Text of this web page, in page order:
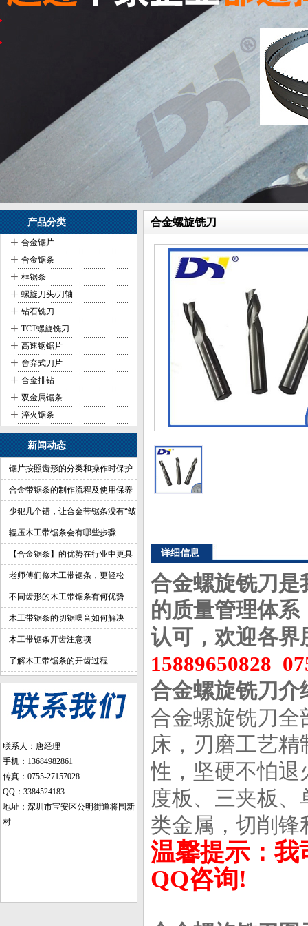
产品分类
+ 合金锯片
+ 合金锯条
+ 框锯条
+ 螺旋刀头/刀轴
+ 钻石铣刀
+ TCT螺旋铣刀
+ 高速钢锯片
+ 舍弃式刀片
+ 合金排钻
+ 双金属锯条
+ 淬火锯条
新闻动态
锯片按照齿形的分类和操作时保护
合金带锯条的制作流程及使用保养
少犯几个错，让合金带锯条没有“皱
纹”辊压木工带锯条会有哪些步骤
【合金锯条】的优势在行业中更具
有杀伤力
老师傅们修木工带锯条，更轻松
不同齿形的木工带锯条有何优势
木工带锯条的切锯噪音如何解决
木工带锯条开齿注意项
了解木工带锯条的开齿过程
联系人：唐经理
手机：13684982861
传真：0755-27157028
QQ：3384524183
地址：深圳市宝安区公明街道将围新
村
合金螺旋铣刀
详细信息
合金螺旋铣刀是
的质量管理体
认可，欢迎各界
15889650828
合金螺旋铣刀介
合金螺旋铣刀
床，刃磨工艺
性，坚硬不怕退
度板、三夹板
类金属，切削
温馨提示：我
QQ咨询!